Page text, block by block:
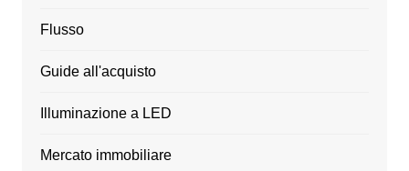
Flusso
Guide all'acquisto
Illuminazione a LED
Mercato immobiliare